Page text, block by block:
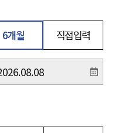
6개월 직접입력